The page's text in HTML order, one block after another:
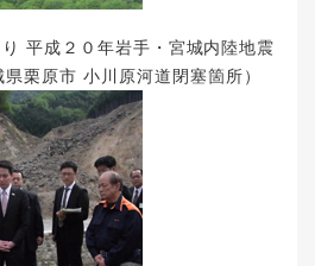
平成２０年岩手・宮城内陸地震
栗原市 小川原河道閉塞箇所）